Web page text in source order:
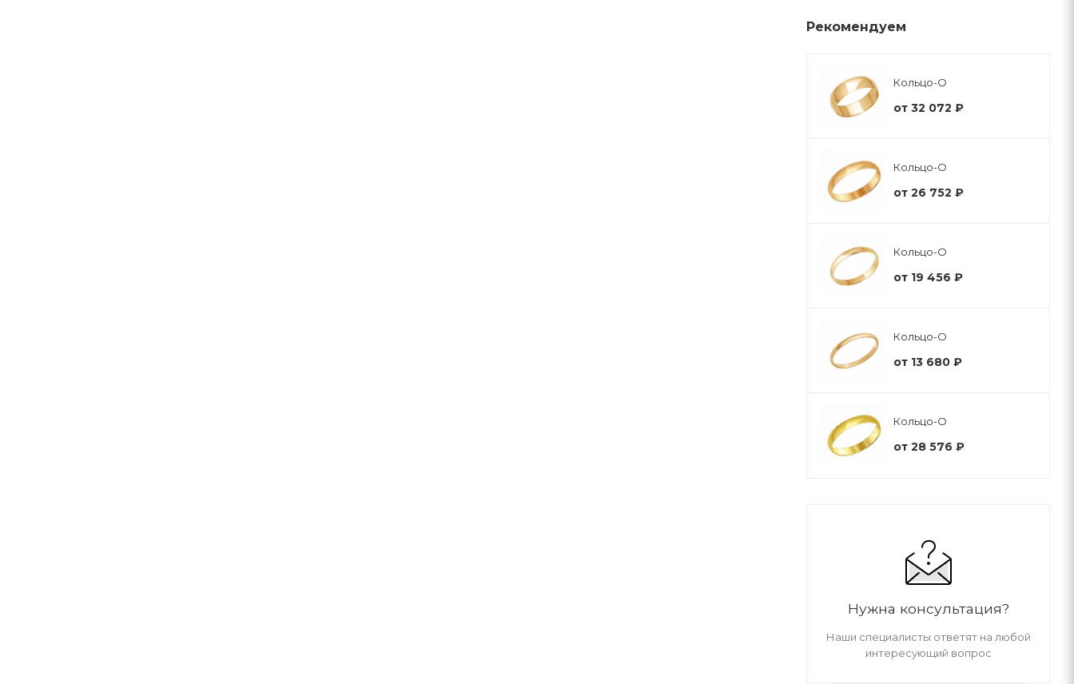
Рекомендуем
Кольцо-О
от 32 072 ₽
Кольцо-О
от 26 752 ₽
Кольцо-О
от 19 456 ₽
Кольцо-О
от 13 680 ₽
Кольцо-О
от 28 576 ₽
Нужна консультация?
Наши специалисты ответят на любой
интересующий вопрос